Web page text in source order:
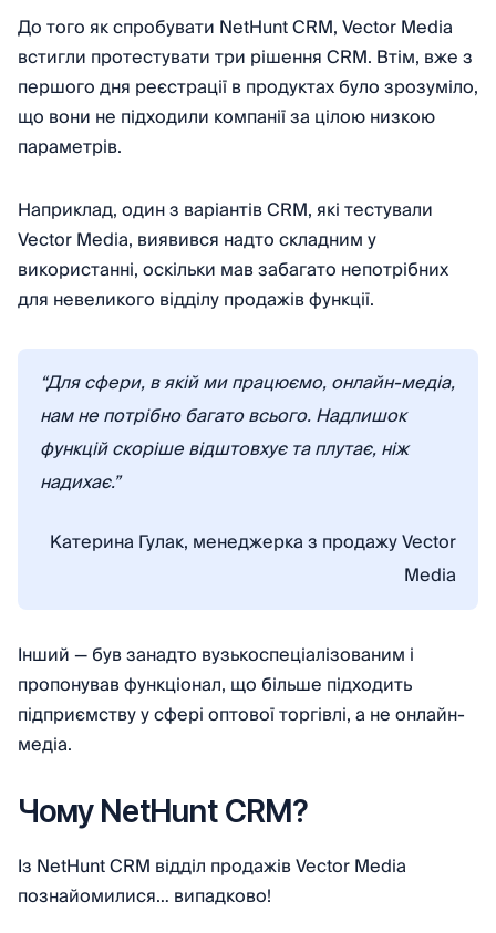
До того як спробувати NetHunt CRM, Vector Media
встигли протестувати три рішення CRM. Втім, вже з
першого дня реєстрації в продуктах було зрозуміло,
що вони не підходили компанії за цілою низкою
параметрів.
Наприклад, один з варіантів CRM, які тестували
Vector Media, виявився надто складним у
використанні, оскільки мав забагато непотрібних
для невеликого відділу продажів функції.
“Для сфери, в якій ми працюємо, онлайн-медіа,
нам не потрібно багато всього. Надлишок
функцій скоріше відштовхує та плутає, ніж
надихає.”
Катерина Гулак, менеджерка з продажу Vector
Media
Інший — був занадто вузькоспеціалізованим і
пропонував функціонал, що більше підходить
підприємству у сфері оптової торгівлі, а не онлайн-
медіа.
Чому NetHunt CRM?
Із NetHunt CRM відділ продажів Vector Media
познайомилися… випадково!